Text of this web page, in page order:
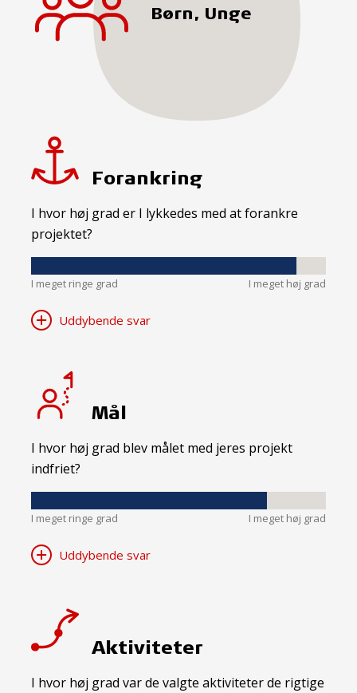
Børn, Unge
Forankring
I hvor høj grad er I lykkedes med at forankre
projektet?
I meget ringe grad I meget høj grad
Uddybende svar
Mål
I hvor høj grad blev målet med jeres projekt
indfriet?
I meget ringe grad I meget høj grad
Uddybende svar
Aktiviteter
I hvor høj grad var de valgte aktiviteter de rigtige